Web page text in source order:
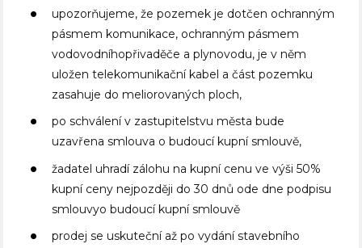
upozorňujeme, že pozemek je dotčen ochranným
pásmem komunikace, ochranným pásmem
vodovodníhopřivaděče a plynovodu, je v něm
uložen telekomunikační kabel a část pozemku
zasahuje do meliorovaných ploch,
po schválení v zastupitelstvu města bude
uzavřena smlouva o budoucí kupní smlouvě,
žadatel uhradí zálohu na kupní cenu ve výši 50%
kupní ceny nejpozději do 30 dnů ode dne podpisu
smlouvyo budoucí kupní smlouvě
prodej se uskuteční až po vydání stavebního